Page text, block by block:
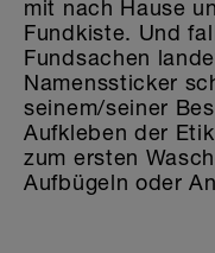
mit nach Hause
Fundkiste. Und
Fundsachen
Namenssticker
seinem/seiner
Aufkleben der
zum ersten
Aufbügeln oder